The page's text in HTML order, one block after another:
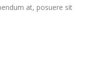
at, posuere sit